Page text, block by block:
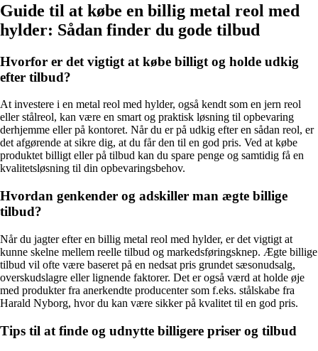
Guide til at købe en billig metal reol med
hylder: Sådan finder du gode tilbud
Hvorfor er det vigtigt at købe billigt og holde udkig
efter tilbud?
At investere i en metal reol med hylder, også kendt som en jern reol
eller stålreol, kan være en smart og praktisk løsning til opbevaring
derhjemme eller på kontoret. Når du er på udkig efter en sådan reol, er
det afgørende at sikre dig, at du får den til en god pris. Ved at købe
produktet billigt eller på tilbud kan du spare penge og samtidig få en
kvalitetsløsning til din opbevaringsbehov.
Hvordan genkender og adskiller man ægte billige
tilbud?
Når du jagter efter en billig metal reol med hylder, er det vigtigt at
kunne skelne mellem reelle tilbud og markedsføringsknep. Ægte billige
tilbud vil ofte være baseret på en nedsat pris grundet sæsonudsalg,
overskudslagre eller lignende faktorer. Det er også værd at holde øje
med produkter fra anerkendte producenter som f.eks. stålskabe fra
Harald Nyborg, hvor du kan være sikker på kvalitet til en god pris.
Tips til at finde og udnytte billigere priser og tilbud